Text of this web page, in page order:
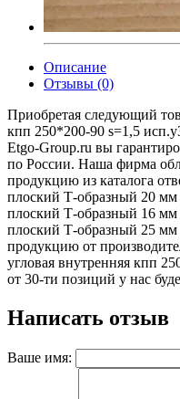
Описание
Отзывы (0)
Приобретая следующий
кпп 250*200-90 s=1,5
Etgo-Group.ru вы
по России. Наша фирма
продукцию из каталога
плоский Т-образный 20
плоский Т-образный 16
плоский Т-образный 25
продукцию от
угловая внутренняя кпп
от 30-ти позиций у нас
Написать отзыв
Ваше имя: